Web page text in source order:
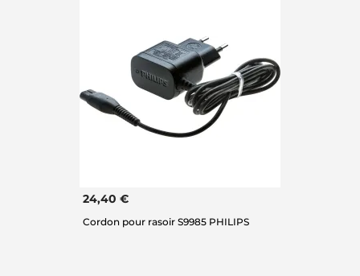
24,40 €
Cordon pour rasoir S9985 PHILIPS